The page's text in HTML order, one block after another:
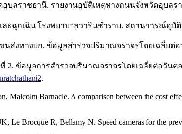
ลราชธานี. รายงานอุบัติเหตุทางถนนจังหวัดอุบลราช
ละฉุกเฉิน โรงพยาบาลวารินชำราบ. สถานการณ์อุบั
ส่งทางบก. ข้อมูลสำรวจปริมาณจราจรโดยเฉลี่ยต่อ
ข้อมูลการสำรวจปริมาณจราจรโดยเฉลี่ยต่อวันตลอ
.
Malcolm Barnacle. A comparison between the cost
Le Brocque R, Bellamy N. Speed cameras for the